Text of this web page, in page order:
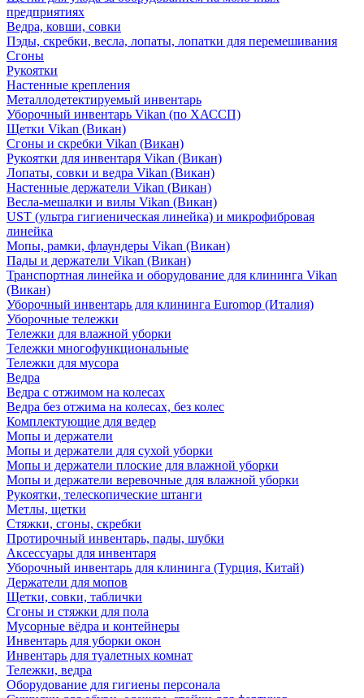
предприятиях
Ведра, ковши, совки
Пэды, скребки, весла, лопаты, лопатки для перемешивания
Сгоны
Рукоятки
Настенные крепления
Металлодетектируемый инвентарь
Уборочный инвентарь Vikan (по ХАССП)
Щетки Vikan (Викан)
Сгоны и скребки Vikan (Викан)
Рукоятки для инвентаря Vikan (Викан)
Лопаты, совки и ведра Vikan (Викан)
Настенные держатели Vikan (Викан)
Весла-мешалки и вилы Vikan (Викан)
UST (ультра гигиеническая линейка) и микрофибровая
линейка
Мопы, рамки, флаундеры Vikan (Викан)
Пады и держатели Vikan (Викан)
Транспортная линейка и оборудование для клининга Vikan
(Викан)
Уборочный инвентарь для клининга Euromop (Италия)
Уборочные тележки
Тележки для влажной уборки
Тележки многофункциональные
Тележки для мусора
Ведра
Ведра с отжимом на колесах
Ведра без отжима на колесах, без колес
Комплектующие для ведер
Мопы и держатели
Мопы и держатели для сухой уборки
Мопы и держатели плоские для влажной уборки
Мопы и держатели веревочные для влажной уборки
Рукоятки, телескопические штанги
Метлы, щетки
Стяжки, сгоны, скребки
Протирочный инвентарь, пады, шубки
Аксессуары для инвентаря
Уборочный инвентарь для клининга (Турция, Китай)
Держатели для мопов
Щетки, совки, таблички
Сгоны и стяжки для пола
Мусорные вёдра и контейнеры
Инвентарь для уборки окон
Инвентарь для туалетных комнат
Тележки, ведра
Оборудование для гигиены персонала